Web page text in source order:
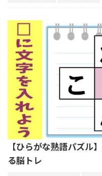
【ひらがな熟語パズル
る脳トレ